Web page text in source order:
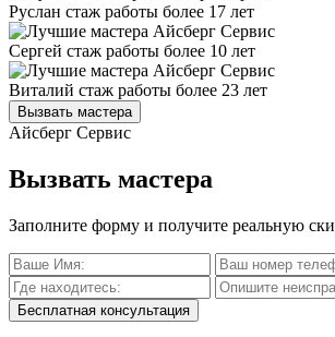
Руслан стаж работы более 17 лет
Сергей стаж работы более 10 лет
Виталий стаж работы более 23 лет
Вызвать мастера
Айсберг Сервис
Вызвать мастера
Заполните форму и получите реальную
Бесплатная консультация